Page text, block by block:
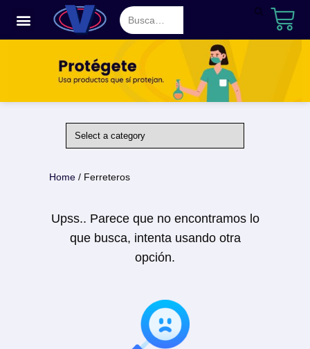
Saltar
Home / Ferreteros
Upss.. Parece que no encontramos lo
que busca, intenta usando otra
opción.